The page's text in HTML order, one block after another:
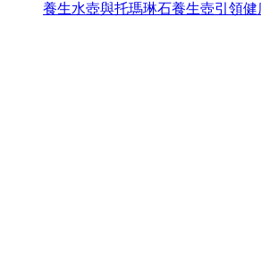
養生水壺與托瑪琳石養生壺引領健